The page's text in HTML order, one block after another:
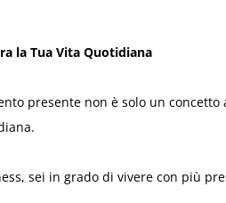
la Tua Vita Quotidiana
presente non è solo un
sei in grado di vivere con più